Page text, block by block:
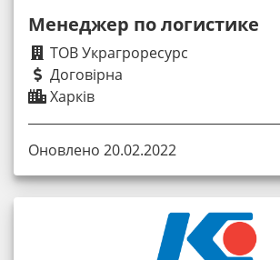
Менеджер по логистике
ТОВ Украгроресурс
Договірна
Харків
Оновлено 20.02.2022